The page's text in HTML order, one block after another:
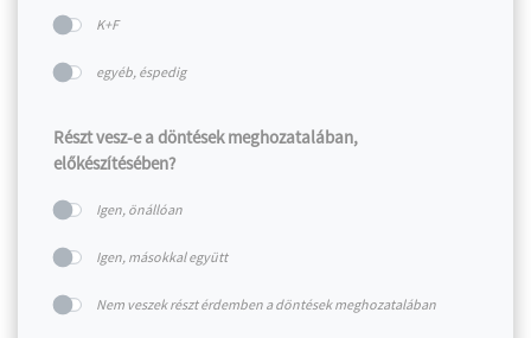
K+F
egyéb, éspedig
Részt vesz-e a döntések meghozatalában,
előkészítésében?
Igen, önállóan
Igen, másokkal együtt
Nem veszek részt érdemben a döntések meghozatalában